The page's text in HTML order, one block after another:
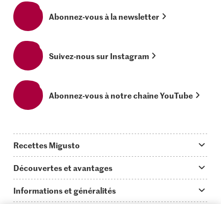
Abonnez-vous à la newsletter
Suivez-nous sur Instagram
Abonnez-vous à notre chaîne YouTube
Recettes Migusto
Idées de menus
Découvertes et avantages
Informations et généralités